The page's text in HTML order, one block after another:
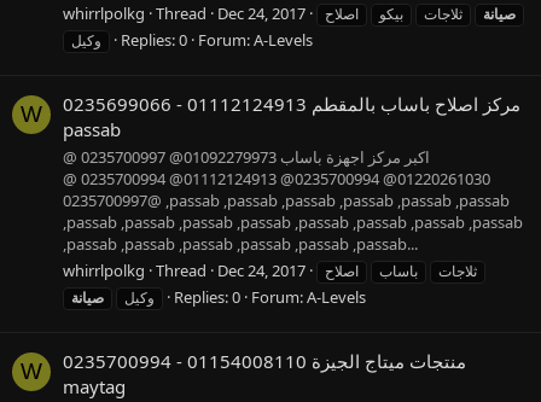
whirrlpolkg Thread Dec 24, 2017 اصلاح بيكو ثلاجات
صيانة
وكيل
Replies: 0 Forum:A-Levels
W
مركز اصلاح باساب بالمقطم 01112124913 - 0235699066
passab
اكبر مركز اجهزة باساب 01092279973@ 0235700997 @
01220261030@ 0235700994@ 01112124913@ 0235700994 @
0235700997@ ,passab ,passab ,passab ,passab ,passab ,passab
,passab ,passab ,passab ,passab ,passab ,passab ,passab ,passab
,passab ,passab ,passab ,passab ,passab ,passab...
whirrlpolkg Thread Dec 24, 2017 اصلاح باساب
ثلاجات
صيانة
وكيل Replies: 0 Forum:A-Levels
W
منتجات ميتاج الجيزة 01154008110 - 0235700994
maytag